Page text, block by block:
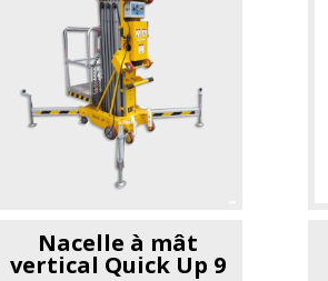
Nacelle à mât
vertical Quick Up 9